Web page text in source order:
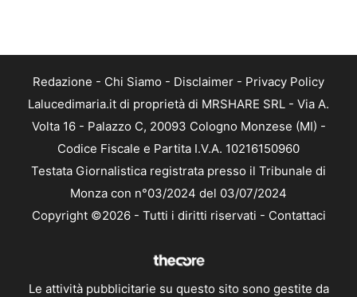
Redazione - Chi Siamo - Disclaimer - Privacy Policy
Lalucedimaria.it di proprietà di MRSHARE SRL - Via A.
Volta 16 - Palazzo C, 20093 Cologno Monzese (MI) -
Codice Fiscale e Partita I.V.A. 10216150960
Testata Giornalistica registrata presso il Tribunale di
Monza con n°03/2024 del 03/07/2024
Copyright ©2026 - Tutti i diritti riservati - Contattaci
Le attività pubblicitarie su questo sito sono gestite da